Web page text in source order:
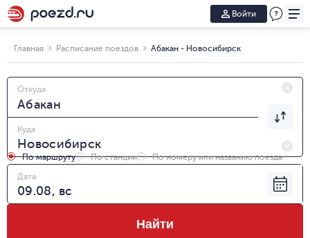
Войти
Главная Расписание поездов Абакан - Новосибирск
Откуда
Куда
По маршруту По станции
По номеру или названию поезда
Дата
Найти